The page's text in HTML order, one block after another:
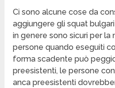
Ci sono alcune cose da
aggiungere gli squat
in genere sono sicuri per
persone quando eseguiti
forma scadente può
preesistenti, le persone
anca preesistenti